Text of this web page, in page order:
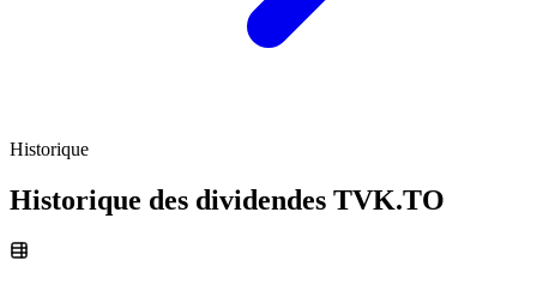
Historique
Historique des dividendes TVK.TO